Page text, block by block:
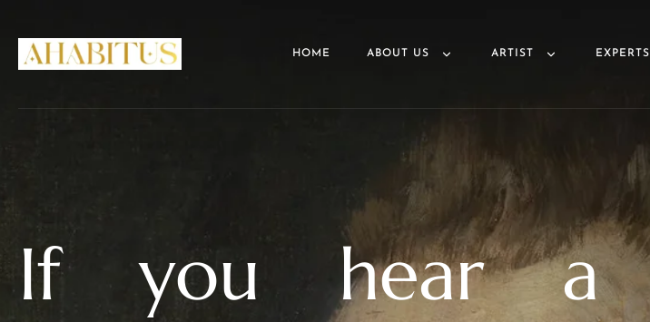
HOME ABOUT US ARTIST EXPERTS
If you hear a